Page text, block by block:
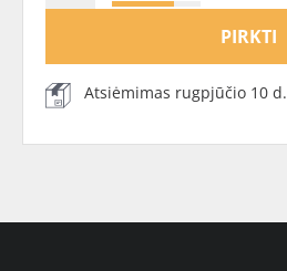
PIRKTI
Atsiėmimas rugpjūčio 10 d.